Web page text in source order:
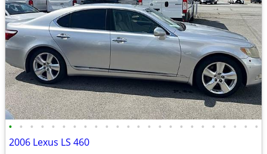
• • • • • • • • • • • • • • • • • • • • • • • •
2006 Lexus LS 460